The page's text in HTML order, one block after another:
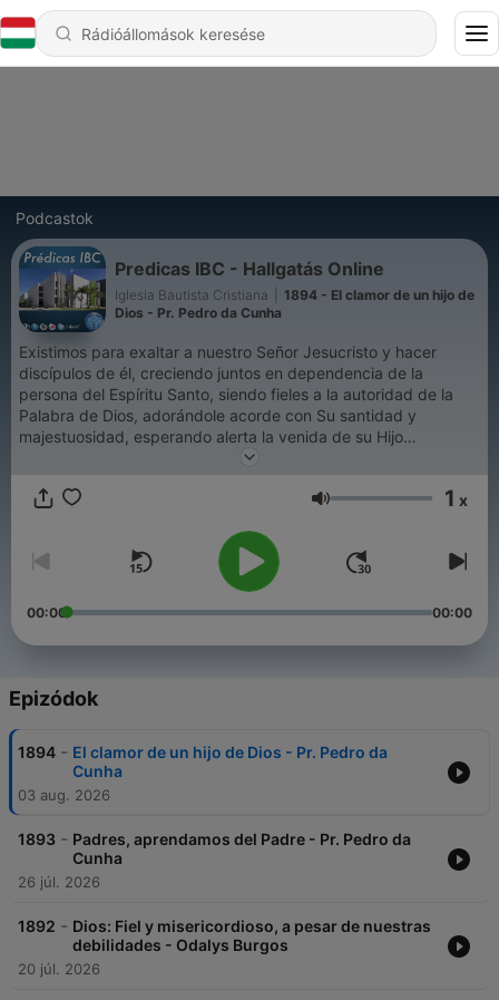
Podcastok
Predicas IBC - Hallgatás Online
Iglesia Bautista Cristiana
1894 - El clamor de un hijo de
Dios - Pr. Pedro da Cunha
Existimos para exaltar a nuestro Señor Jesucristo y hacer
discípulos de él, creciendo juntos en dependencia de la
persona del Espíritu Santo, siendo fieles a la autoridad de la
Palabra de Dios, adorándole acorde con Su santidad y
majestuosidad, esperando alerta la venida de su Hijo
Hangerő 1 x
00:00 00:00
Epizódok
1894 - El clamor de un hijo de Dios - Pr. Pedro da
Cunha
03 aug. 2026
1893 - Padres, aprendamos del Padre - Pr. Pedro da
Cunha
26 júl. 2026
1892 - Dios: Fiel y misericordioso, a pesar de nuestras
debilidades - Odalys Burgos
20 júl. 2026